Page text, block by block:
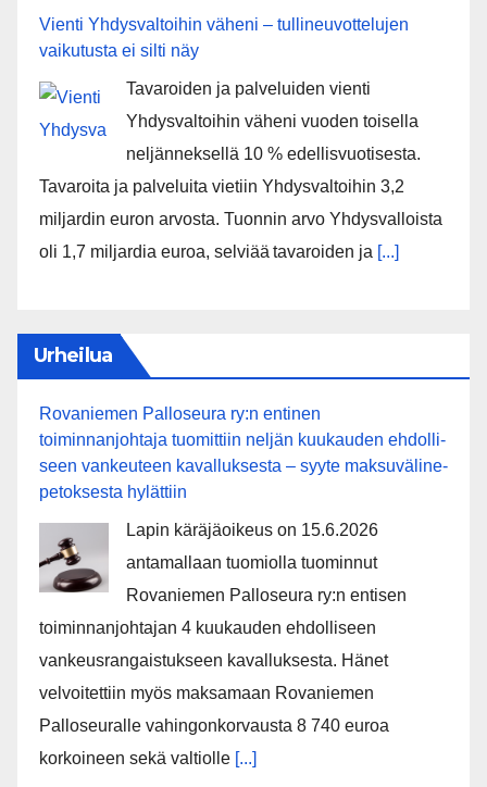
Vienti Yhdysvaltoihin väheni – tullineuvottelujen
vaikutusta ei silti näy
Tavaroiden ja palveluiden vienti
Yhdysvaltoihin väheni vuoden toisella
neljänneksellä 10 % edellisvuotisesta.
Tavaroita ja palveluita vietiin Yhdysvaltoihin 3,2
miljardin euron arvosta. Tuonnin arvo Yhdysvalloista
oli 1,7 miljardia euroa, selviää tavaroiden ja [...]
Urheilua
Rovaniemen Palloseura ry:n entinen
toiminnanjohtaja tuo­mit­tiin neljän kuu­kau­den eh­dol­li­
seen van­keu­teen ka­val­luk­ses­ta – syyte mak­su­vä­li­ne­
pe­tok­ses­ta hy­lät­tiin
Lapin käräjäoikeus on 15.6.2026
antamallaan tuomiolla tuominnut
Rovaniemen Palloseura ry:n entisen
toiminnanjohtajan 4 kuukauden ehdolliseen
vankeusrangaistukseen kavalluksesta. Hänet
velvoitettiin myös maksamaan Rovaniemen
Palloseuralle vahingonkorvausta 8 740 euroa
korkoineen sekä valtiolle [...]